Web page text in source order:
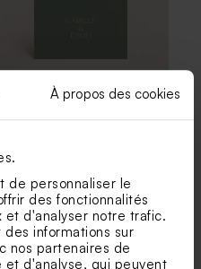
À propos des cookies
de personnaliser le
des fonctionnalités
et d'analyser notre trafic.
informations sur
nos partenaires de
d'analyse, qui peuvent
clé invités mariage en
mariage moderne un
Oui